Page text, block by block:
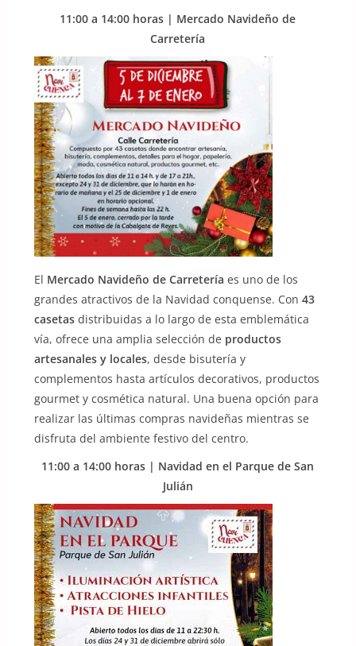
11:00 a 14:00 horas | Mercado Navideño de
Carretería
El Mercado Navideño de Carretería es uno de los
grandes atractivos de la Navidad conquense. Con 43
casetasdistribuidas a lo largo de esta emblemática
vía, ofrece una amplia selección de productos
artesanales y locales, desde bisutería y
complementos hasta artículos decorativos, productos
gourmet y cosmética natural. Una buena opción para
realizar las últimas compras navideñas mientras se
disfruta del ambiente festivo del centro.
11:00 a 14:00 horas | Navidad en el Parque de San
Julián